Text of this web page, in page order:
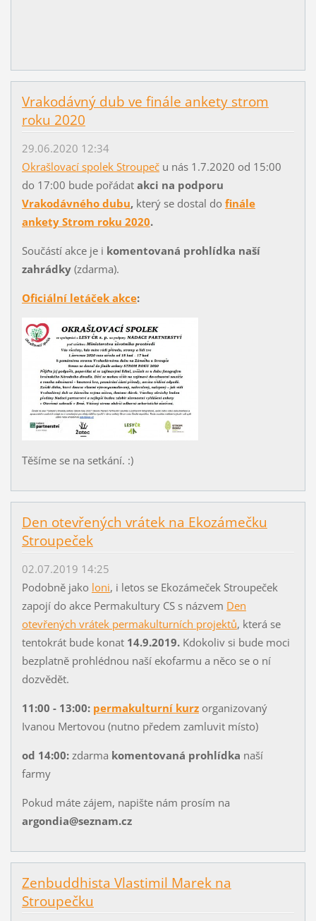
Vrakodávný dub ve finále ankety strom
roku 2020
29.06.2020 12:34
Okrašlovací spolek Stroupeču nás 1.7.2020 od 15:00
do 17:00 bude pořádat akci na podporu
Vrakodávného dubu, který se dostal do finále
ankety Strom roku 2020.
Součástí akce je i komentovaná prohlídka naší
zahrádky(zdarma).
Oficiální letáček akce:
Těšíme se na setkání. :)
Den otevřených vrátek na Ekozámečku
Stroupeček
02.07.2019 14:25
Podobně jako loni, i letos se Ekozámeček Stroupeček
zapojí do akce Permakultury CS s názvem Den
otevřených vrátek permakulturních projektů, která se
tentokrát bude konat 14.9.2019.Kdokoliv si bude moci
bezplatně prohlédnou naší ekofarmu a něco se o ní
dozvědět.
11:00 - 13:00: permakulturní kurzorganizovaný
Ivanou Mertovou (nutno předem zamluvit místo)
od 14:00:zdarma komentovaná prohlídka naší
farmy
Pokud máte zájem, napište nám prosím na
argondia@seznam.cz
Zenbuddhista Vlastimil Marek na
Stroupečku